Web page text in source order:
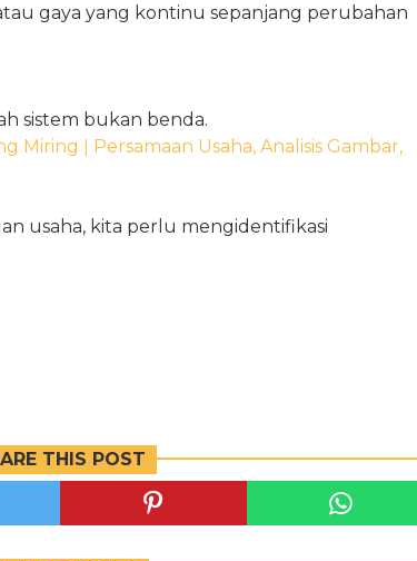
gaya yang kontinu sepanjang perubahan
sistem bukan benda.
Miring ǀ Persamaan Usaha, Analisis Gambar,
usaha, kita perlu mengidentifikasi
THIS POST